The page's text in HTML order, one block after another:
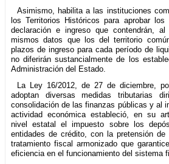
Asimismo, habilita a las instituciones
los Territorios Históricos para aprobar los
declaración e ingreso que contendrán,
mismos datos que los del territorio
plazos de ingreso para cada período de
no diferirán sustancialmente de los
Administración del Estado.
La Ley 16/2012, de 27 de diciembre,
adoptan diversas medidas tributarias
consolidación de las finanzas públicas y al
actividad económica estableció, en su
nivel estatal el impuesto sobre los
entidades de crédito, con la pretensión de
tratamiento fiscal armonizado que
eficiencia en el funcionamiento del sistema